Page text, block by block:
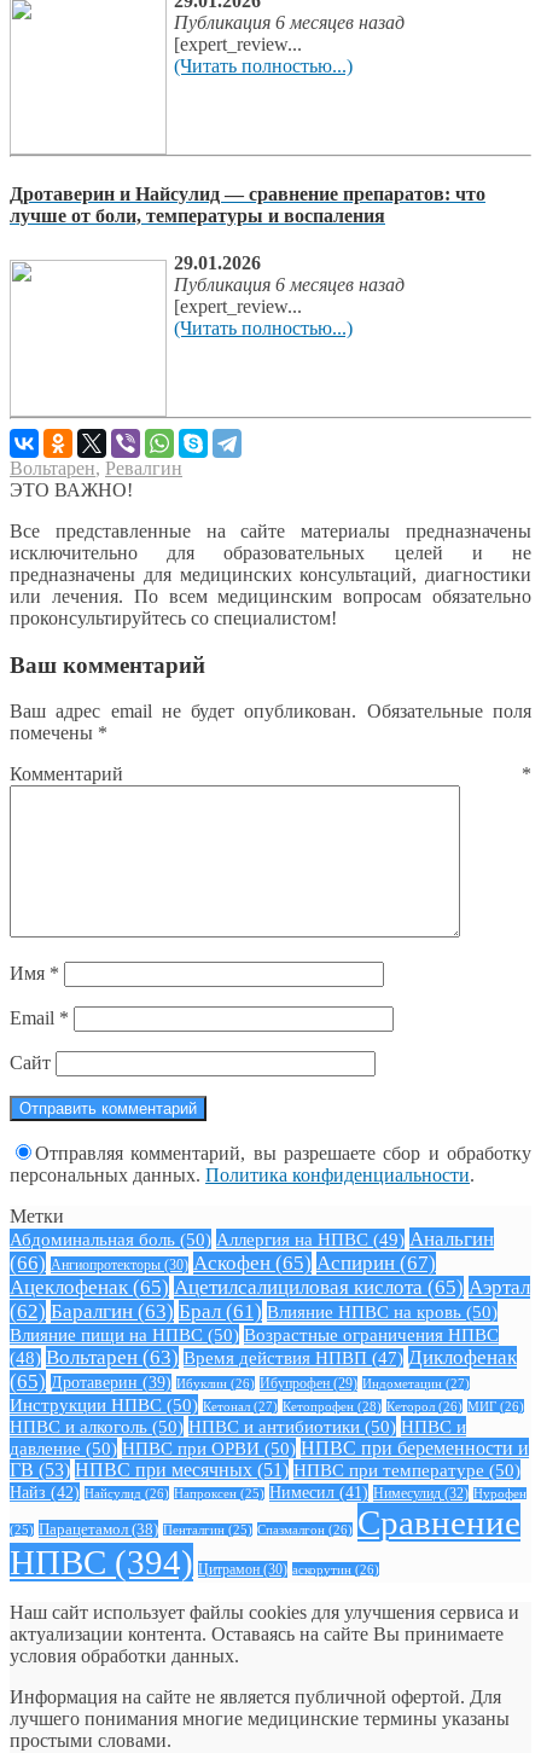
Публикация 6 месяцев назад
[expert_review...
(Читать полностью...)
Дротаверин и Найсулид — сравнение препаратов: что
лучше от боли, температуры и воспаления
29.01.2026
Публикация 6 месяцев назад
[expert_review...
(Читать полностью...)
Вольтарен, Ревалгин
ЭТО ВАЖНО!
Все представленные на сайте материалы предназначены
исключительно для образовательных целей и не
предназначены для медицинских консультаций, диагностики
или лечения. По всем медицинским вопросам обязательно
проконсультируйтесь со специалистом!
Ваш комментарий
Ваш адрес email не будет опубликован. Обязательные поля
помечены *
Комментарий *
Имя *
Email *
Сайт
Отправляя комментарий, вы разрешаете сбор и обработку
персональных данных. Политика конфиденциальности.
Метки
Абдоминальная боль (50) Аллергия на НПВС (49) Анальгин
(66) Ангиопротекторы (30) Аскофен (65) Аспирин (67)
Ацеклофенак (65) Ацетилсалициловая кислота (65) Аэртал
(62) Баралгин (63) Брал (61) Влияние НПВС на кровь (50)
Влияние пищи на НПВС (50) Возрастные ограничения НПВС
(48) Вольтарен (63) Время действия НПВП (47) Диклофенак
(65) Дротаверин (39) Ибуклин (26) Ибупрофен (29) Индометацин (27)
Инструкции НПВС (50) Кетонал (27) Кетопрофен (28) Кеторол (26) МИГ (26)
НПВС и алкоголь (50) НПВС и антибиотики (50) НПВС и
давление (50) НПВС при ОРВИ (50) НПВС при беременности и
ГВ (53) НПВС при месячных (51) НПВС при температуре (50)
Найз (42) Найсулид (26) Напроксен (25) Нимесил (41) Нимесулид (32) Нурофен
(25) Парацетамол (38) Пенталгин (25) Спазмалгон (26) Сравнение
НПВС (394) Цитрамон (30) аскорутин (26)
Наш сайт использует файлы cookies для улучшения сервиса и
актуализации контента. Оставаясь на сайте Вы принимаете
условия обработки данных.
Информация на сайте не является публичной офертой. Для
лучшего понимания многие медицинские термины указаны
простыми словами.